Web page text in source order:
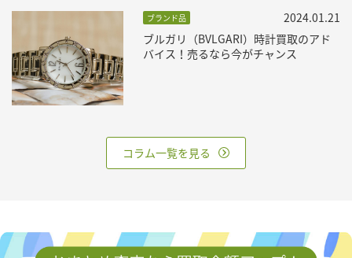
ブランド品
ブルガリ（BVLGARI）時計買取のアド
バイス！売るなら今がチャンス
2024.01.21
コラム一覧を見る